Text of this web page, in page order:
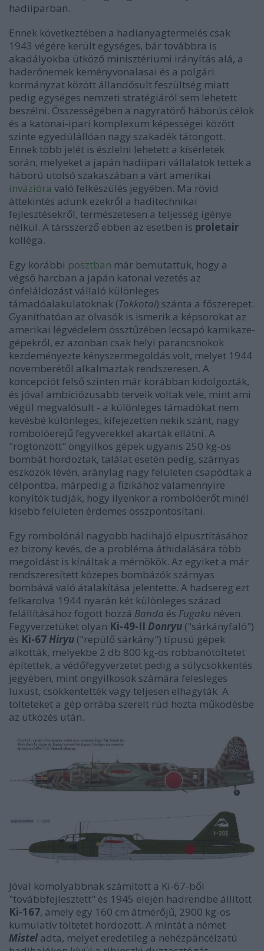
hadiiparban.
Ennek következtében a hadianyagtermelés csak
1943 végére került egységes, bár továbbra is
akadályokba ütköző minisztériumi irányítás alá, a
haderőnemek keményvonalasai és a polgári
kormányzat között állandósult feszültség miatt
pedig egységes nemzeti stratégiáról sem lehetett
beszélni. Összességében a nagyratörő háborús célok
és a katonai-ipari komplexum képességei között
szinte egyedülállóan nagy szakadék tátongott.
Ennek több jelét is észlelni lehetett a kísérletek
során, melyeket a japán hadiipari vállalatok tettek a
háború utolsó szakaszában a várt amerikai
invázióra való felkészülés jegyében. Ma rövid
áttekintés adunk ezekről a haditechnikai
fejlesztésekről, természetesen a teljesség igénye
nélkül. A társszerző ebben az esetben is proletair
kolléga.
Egy korábbi posztban már bemutattuk, hogy a
végső harcban a japán katonai vezetés az
önfeláldozást vállaló különleges
támadóalakulatoknak (Tokkotai) szánta a főszerepet.
Gyaníthatóan az olvasók is ismerik a képsorokat az
amerikai légvédelem össztűzében lecsapó kamikaze-
gépekről, ez azonban csak helyi parancsnokok
kezdeményezte kényszermegoldás volt, melyet 1944
novemberétől alkalmaztak rendszeresen. A
koncepciót felső szinten már korábban kidolgozták,
és jóval ambiciózusabb terveik voltak vele, mint ami
végül megvalósult - a különleges támadókat nem
kevésbé különleges, kifejezetten nekik szánt, nagy
rombolóerejű fegyverekkel akarták ellátni. A
"rögtönzött" öngyilkos gépek ugyanis 250 kg-os
bombát hordoztak, találat esetén pedig, szárnyas
eszközök lévén, aránylag nagy felületen csapódtak a
célpontba, márpedig a fizikához valamennyire
konyítók tudják, hogy ilyenkor a rombolóerőt minél
kisebb felületen érdemes összpontosítani.
Egy rombolónál nagyobb hadihajó elpusztításához
ez bizony kevés, de a probléma áthidalására több
megoldást is kínáltak a mérnökök. Az egyiket a már
rendszeresített közepes bombázók szárnyas
bombává való átalakítása jelentette. A hadsereg ezt
felkarolva 1944 nyarán két különleges század
felállításához fogott hozzá Banda és Fugaku néven.
Fegyverzetüket olyan Ki-49-II Donryu ("sárkányfaló")
és Ki-67Hiryu ("repülő sárkány") típusú gépek
alkották, melyekbe 2 db 800 kg-os robbanótöltetet
építettek, a védőfegyverzetet pedig a súlycsökkentés
jegyében, mint öngyilkosok számára felesleges
luxust, csökkentették vagy teljesen elhagyták. A
tölteteket a gép orrába szerelt rúd hozta működésbe
az ütközés után.
Jóval komolyabbnak számított a Ki-67-ből
"továbbfejlesztett" és 1945 elején hadrendbe állított
Ki-167, amely egy 160 cm átmérőjű, 2900 kg-os
kumulatív töltetet hordozott. A mintát a német
Mistel adta, melyet eredetileg a nehézpáncélzatú